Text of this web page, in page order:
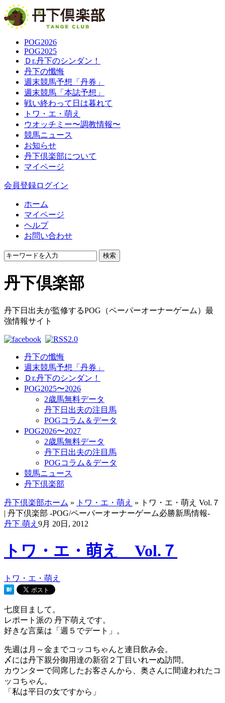
POG2026
POG2025
Ｄr.丹下のシンダン！
丹下の懺悔
週末競馬予想「丹券」
週末競馬「本誌予想」
戦い終わって日は暮れて
トワ・エ・萌え
ウオッチミー〜調教情報〜
競馬ニュース
お知らせ
丹下倶楽部について
マイページ
会員登録ログイン
ホーム
マイページ
ヘルプ
お問い合わせ
検索
丹下倶楽部
丹下日出夫が監修するPOG（ペーパーオーナーゲーム）最
強情報サイト
丹下の懺悔
週末競馬予想「丹券」
Ｄr.丹下のシンダン！
POG2025〜2026
2歳馬無料データ
丹下日出夫の注目馬
POGコラム＆データ
POG2026〜2027
2歳馬無料データ
丹下日出夫の注目馬
POGコラム＆データ
競馬ニュース
丹下倶楽部
丹下倶楽部ホーム » トワ・エ・萌え » トワ・エ・萌え Vol.７
| 丹下倶楽部 -POG/ペーパーオーナーゲーム必勝新馬情報-
丹下 萌え 9月 20日, 2012
トワ・エ・萌え Vol.７
トワ・エ・萌え
七度目まして。
レポート派の 丹下萌えです。
好きな言葉は「週５でデート」。
先週は月～金までコッコちゃんと連日飲み会。
〆には丹下親分御用達の新宿２丁目いれーぬ訪問。
カウンターで同席したお客さんから、奥さんに間違われたコ
ッコちゃん。
「私は平日の女ですから」